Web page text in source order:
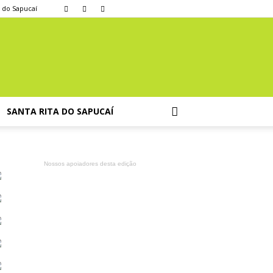
do Sapucaí
SANTA RITA DO SAPUCAÍ
Nossos apoiadores desta edição